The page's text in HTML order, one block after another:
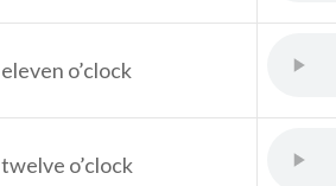
eleven o’clock
twelve o’clock